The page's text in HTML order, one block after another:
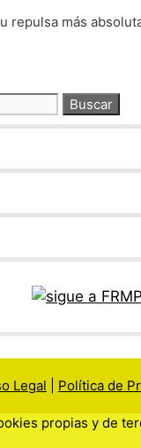
repulsa más
Legal Política de
propias y de